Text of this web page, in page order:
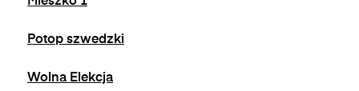
Potop szwedzki
Wolna Elekcja